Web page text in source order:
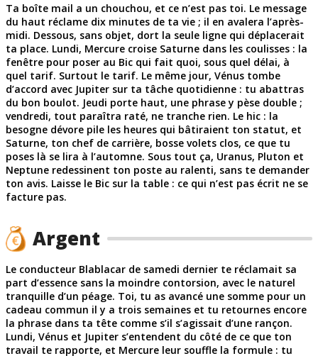
Ta boîte mail a un chouchou, et ce n’est pas toi. Le message
du haut réclame dix minutes de ta vie ; il en avalera l’après-
midi. Dessous, sans objet, dort la seule ligne qui déplacerait
ta place. Lundi, Mercure croise Saturne dans les coulisses : la
fenêtre pour poser au Bic qui fait quoi, sous quel délai, à
quel tarif. Surtout le tarif. Le même jour, Vénus tombe
d’accord avec Jupiter sur ta tâche quotidienne : tu abattras
du bon boulot. Jeudi porte haut, une phrase y pèse double ;
vendredi, tout paraîtra raté, ne tranche rien. Le hic : la
besogne dévore pile les heures qui bâtiraient ton statut, et
Saturne, ton chef de carrière, bosse volets clos, ce que tu
poses là se lira à l’automne. Sous tout ça, Uranus, Pluton et
Neptune redessinent ton poste au ralenti, sans te demander
ton avis. Laisse le Bic sur la table : ce qui n’est pas écrit ne se
facture pas.
Argent
Le conducteur Blablacar de samedi dernier te réclamait sa
part d’essence sans la moindre contorsion, avec le naturel
tranquille d’un péage. Toi, tu as avancé une somme pour un
cadeau commun il y a trois semaines et tu retournes encore
la phrase dans ta tête comme s’il s’agissait d’une rançon.
Lundi, Vénus et Jupiter s’entendent du côté de ce que ton
travail te rapporte, et Mercure leur souffle la formule : tu